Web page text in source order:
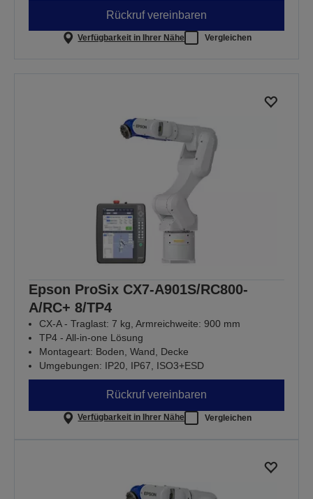
Rückruf vereinbaren
Verfügbarkeit in Ihrer Nähe Vergleichen
Epson ProSix CX7-A901S/RC800-
A/RC+ 8/TP4
CX-A - Traglast: 7 kg, Armreichweite: 900 mm
TP4 - All-in-one Lösung
Montageart: Boden, Wand, Decke
Umgebungen: IP20, IP67, ISO3+ESD
Rückruf vereinbaren
Verfügbarkeit in Ihrer Nähe Vergleichen